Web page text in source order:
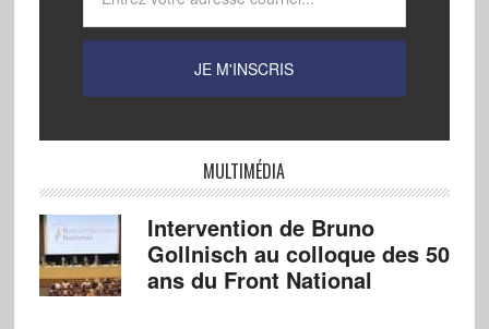
MULTIMÉDIA
Intervention de Bruno
Gollnisch au colloque des 50
ans du Front National